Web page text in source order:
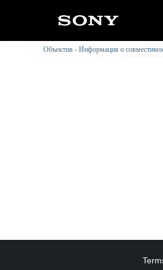
Объектив - Информация о